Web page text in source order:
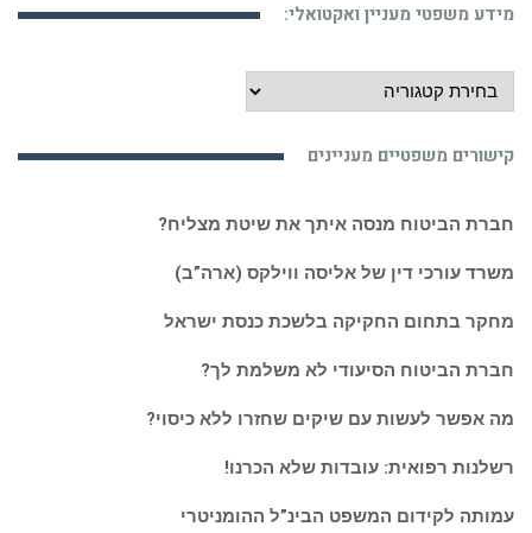
מידע משפטי מעניין ואקטואלי:
מידע
משפטי
ואקטואלי:
קישורים משפטיים מעניינים
חברת הביטוח מנסה איתך את שיטת מצליח?
משרד עורכי דין של אליסה ווילקס (ארה”ב)
מחקר בתחום החקיקה בלשכת כנסת ישראל
חברת הביטוח הסיעודי לא משלמת לך?
מה אפשר לעשות עם שיקים שחזרו ללא כיסוי?
רשלנות רפואית: עובדות שלא הכרנו!
עמותה לקידום המשפט הבינ”ל ההומניטרי